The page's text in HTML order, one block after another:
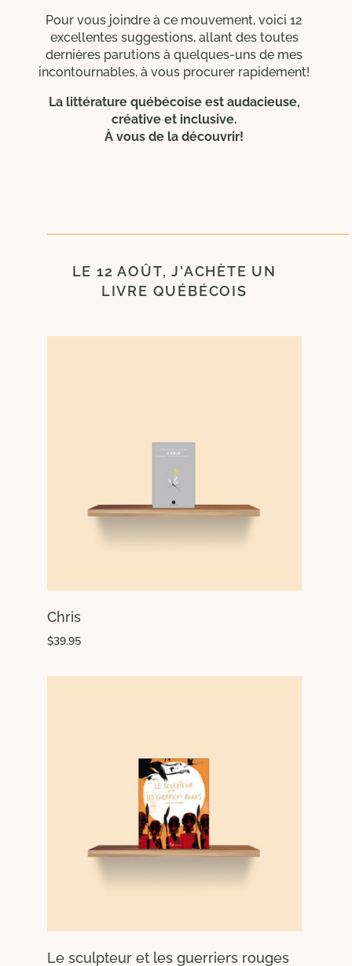
Pour vous joindre à ce mouvement, voici 12
excellentes suggestions, allant des toutes
dernières parutions à quelques-uns de mes
incontournables, à vous procurer rapidement!
La littérature québécoise est audacieuse,
créative et inclusive.
À vous de la découvrir!
LE 12 AOÛT, J'ACHÈTE UN
LIVRE QUÉBÉCOIS
Chris
$39.95
Le sculpteur et les guerriers rouges